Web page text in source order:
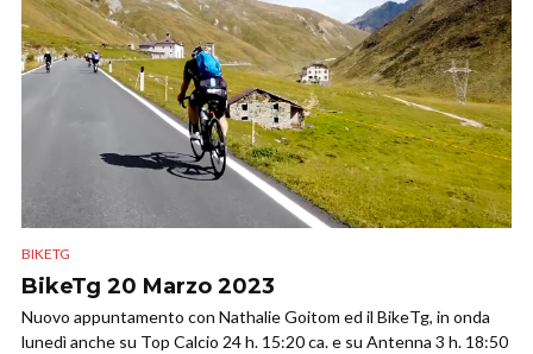
BIKETG
BikeTg 20 Marzo 2023
Nuovo appuntamento con Nathalie Goitom ed il BikeTg, in onda
lunedì anche su Top Calcio 24 h. 15:20 ca. e su Antenna 3 h. 18:50